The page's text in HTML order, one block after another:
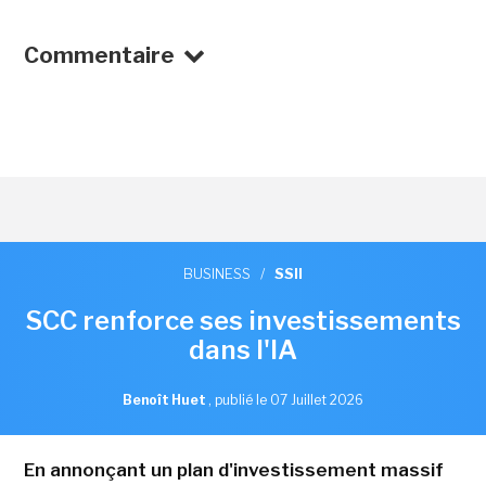
Commentaire
BUSINESS / SSII
SCC renforce ses investissements
dans l'IA
Benoît Huet , publié le 07 Juillet 2026
En annonçant un plan d'investissement massif